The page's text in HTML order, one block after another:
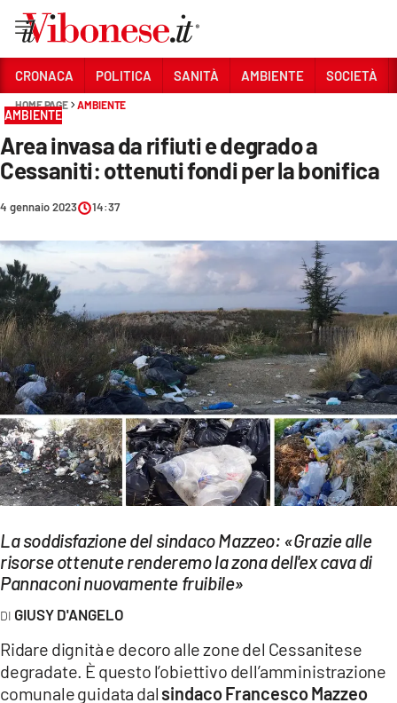
Sezioni
CRONACA
POLITICA
SANITÀ
AMBIENTE
SOCIETÀ
CULTURA
ECONOMIA E LAVORO
EVENTI
SPORT
Streaming
LAC NETWORK
LaC
Network
CRONACA POLITICA SANITÀ AMBIENTE SOCIETÀ
HOME PAGE AMBIENTE
AMBIENTE
Area invasa da rifiuti e degrado a
Cessaniti: ottenuti fondi per la bonifica
4 gennaio 2023 14:37
La soddisfazione del sindaco Mazzeo: «Grazie alle
risorse ottenute renderemo la zona dell'ex cava di
Pannaconi nuovamente fruibile»
GIUSY D'ANGELO
Ridare dignità e decoro alle zone del Cessanitese
degradate. È questo l’obiettivo dell’amministrazione
comunale guidata dal sindaco Francesco Mazzeo